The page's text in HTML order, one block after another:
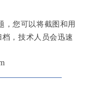
，您可以将截图和用
，技术人员会迅速